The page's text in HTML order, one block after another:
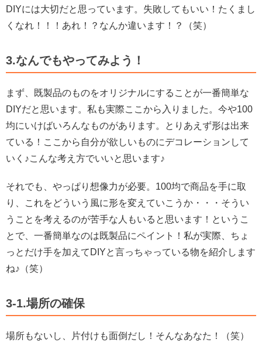
DIYには大切だと思っています。 失敗してもいい！たくまし
くなれ！！！あれ！？なんか違います！？（笑）
3.なんでもやってみよう！
まず、既製品のものをオリジナルにすることが一番簡単な
DIYだと思います。 私も実際ここから入りました。今や100
均にいけばいろんなものがあります。とりあえず形は出来
ている！ ここから自分が欲しいものにデコレーションして
いく♪こんな考え方でいいと思います♪
それでも、やっぱり想像力が必要。100均で商品を手に取
り、これをどういう風に形を変えていこうか・・・そうい
うことを考えるのが苦手な人もいると思います！というこ
とで、一番簡単なのは既製品にペイント！ 私が実際、ちょ
っとだけ手を加えてDIYと言っちゃっている物を紹介します
ね♪（笑）
3-1.場所の確保
場所もないし、片付けも面倒だし！ そんなあなた！（笑）